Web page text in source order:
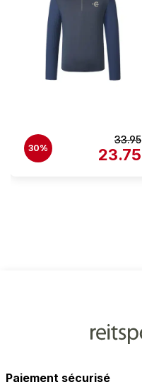
30%
33.95
23.75
Paiement sécurisé